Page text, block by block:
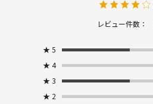
レビュー件数：
★ 5
★ 4
★ 3
★ 2